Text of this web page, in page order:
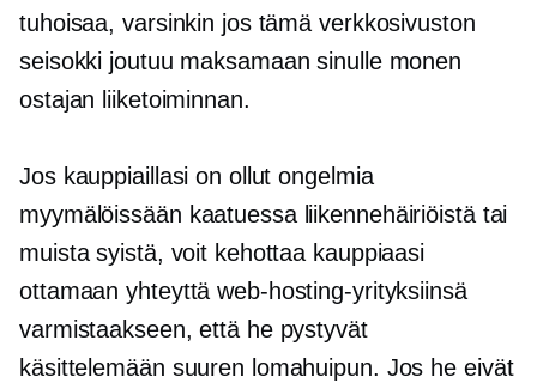
tuhoisaa, varsinkin jos tämä verkkosivuston
seisokki joutuu maksamaan sinulle monen
ostajan liiketoiminnan.
Jos kauppiaillasi on ollut ongelmia
myymälöissään kaatuessa liikennehäiriöistä tai
muista syistä, voit kehottaa kauppiaasi
ottamaan yhteyttä web-hosting-yrityksiinsä
varmistaakseen, että he pystyvät
käsittelemään suuren lomahuipun. Jos he eivät